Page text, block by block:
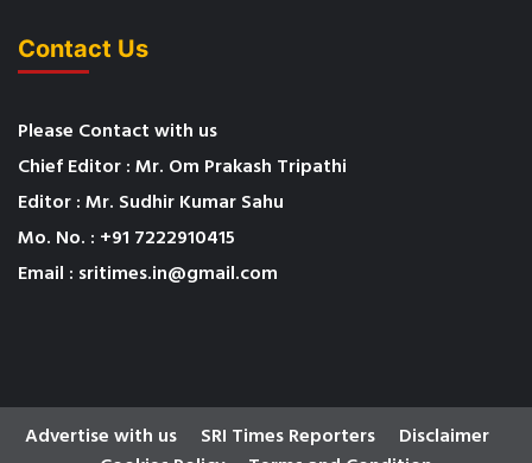
Contact Us
Please Contact with us
Chief Editor : Mr. Om Prakash Tripathi
Editor : Mr. Sudhir Kumar Sahu
Mo. No. : +91 7222910415
Email : sritimes.in@gmail.com
Advertise with us SRI Times Reporters
Disclaimer